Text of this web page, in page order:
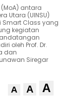
antara
Utara (UINSU)
Smart Class yang
kegiatan
oleh Prof. Dr.
dan
Siregar
A A A